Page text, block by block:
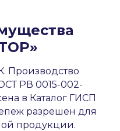
Производство
РВ 0015-002-
в Каталог ГИСП
разрешен для
продукции.